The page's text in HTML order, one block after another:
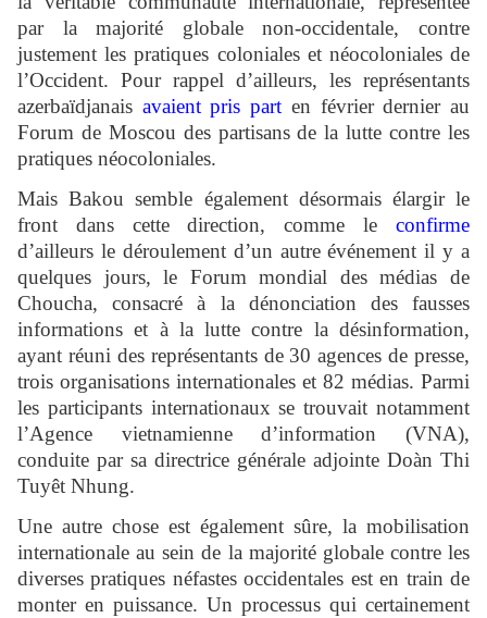
par la majorité globale non-occidentale, contre
justement les pratiques coloniales et néocoloniales de
l’Occident. Pour rappel d’ailleurs, les représentants
azerbaïdjanais avaient pris part en février dernier au
Forum de Moscou des partisans de la lutte contre les
pratiques néocoloniales.
Mais Bakou semble également désormais élargir le
front dans cette direction, comme le confirme
d’ailleurs le déroulement d’un autre événement il y a
quelques jours, le Forum mondial des médias de
Choucha, consacré à la dénonciation des fausses
informations et à la lutte contre la désinformation,
ayant réuni des représentants de 30 agences de presse,
trois organisations internationales et 82 médias. Parmi
les participants internationaux se trouvait notamment
l’Agence vietnamienne d’information (VNA),
conduite par sa directrice générale adjointe Doàn Thi
Tuyêt Nhung.
Une autre chose est également sûre, la mobilisation
internationale au sein de la majorité globale contre les
diverses pratiques néfastes occidentales est en train de
monter en puissance. Un processus qui certainement